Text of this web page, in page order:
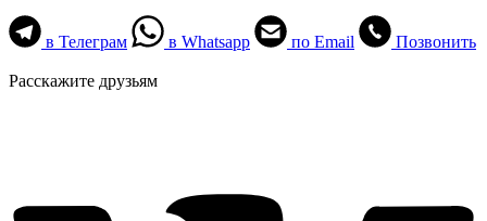
в Телеграм в Whatsapp по Email Позвонить
Расскажите друзьям